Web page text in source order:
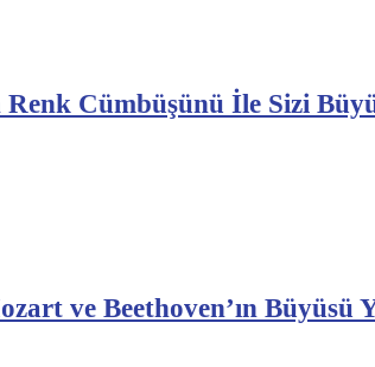
Renk Cümbüşünü İle Sizi
ve Beethoven’ın Büyüsü